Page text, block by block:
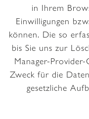
in Ihrem
Einwilligungen
können. Die so
bis Sie uns zur
Manager-
Zweck für die
gesetzliche